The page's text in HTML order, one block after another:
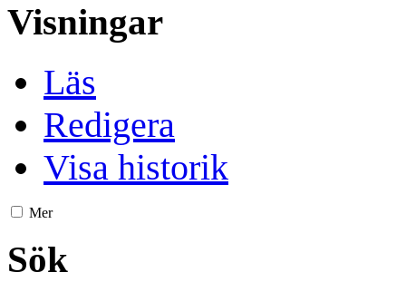
Visningar
Läs
Redigera
Visa historik
Mer
Sök